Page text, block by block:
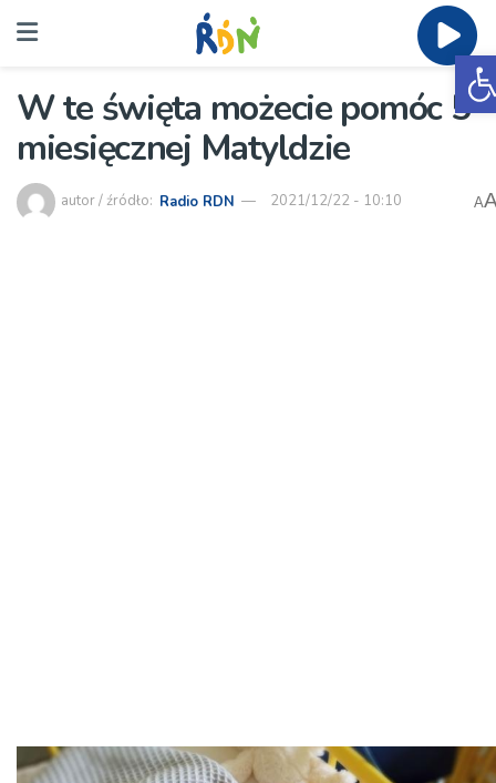
W te święta możecie pomóc 5-
miesięcznej Matyldzie
autor / źródło: Radio RDN 2021/12/22 - 10:10 A